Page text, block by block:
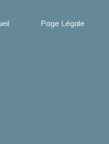
Page Légale